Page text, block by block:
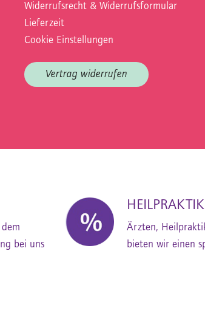
Widerrufsrecht & Widerrufsformular
Lieferzeit
Cookie Einstellungen
Vertrag widerrufen
bei uns
Ärzten,
bieten wir einen